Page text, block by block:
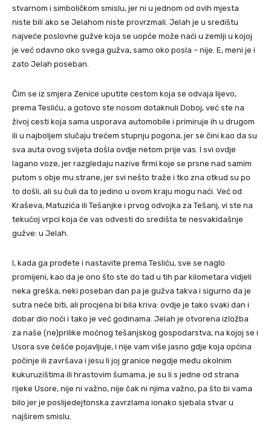
stvarnom i simboličkom smislu, jer ni u jednom od ovih mjesta
niste bili ako se Jelahom niste provrzmali. Jelah je u središtu
najveće poslovne gužve koja se uopće može naći u zemlji u kojoj
je već odavno oko svega gužva, samo oko posla – nije. E, meni je i
zato Jelah poseban.
Čim se iz smjera Zenice uputite cestom koja se odvaja lijevo,
prema Tesliću, a gotovo ste nosom dotaknuli Doboj, već ste na
živoj cesti koja sama usporava automobile i primiruje ih u drugom
ili u najboljem slučaju trećem stupnju pogona, jer se čini kao da su
sva auta ovog svijeta došla ovdje netom prije vas. I svi ovdje
lagano voze, jer razgledaju nazive firmi koje se prsne nad samim
putom s obje mu strane, jer svi nešto traže i tko zna otkud su po
to došli, ali su čuli da to jedino u ovom kraju mogu naći. Već od
Kraševa, Matuzića ili Tešanjke i prvog odvojka za Tešanj, vi ste na
tekućoj vrpci koja će vas odvesti do središta te nesvakidašnje
gužve: u Jelah.
I, kada ga prođete i nastavite prema Tesliću, sve se naglo
promijeni, kao da je ono što ste do tad u tih par kilometara vidjeli
neka greška, neki poseban dan pa je gužva takva i sigurno da je
sutra neće biti, ali procjena bi bila kriva: ovdje je tako svaki dan i
dobar dio noći i tako je već godinama. Jelah je otvorena izložba
za naše (ne)prilike moćnog tešanjskog gospodarstva, na kojoj se i
Usora sve češće pojavljuje, i nije vam više jasno gdje koja općina
počinje ili završava i jesu li joj granice negdje među okolnim
kukuruzištima ili hrastovim šumama, je su li s jedne od strana
rijeke Usore, nije ni važno, nije čak ni njima važno, pa što bi vama
bilo jer je poslijedejtonska zavrzlama ionako sjebala stvar u
najširem smislu.